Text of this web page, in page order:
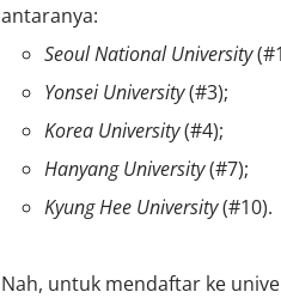
antaranya:
Seoul National University
Yonsei University(#3);
Korea University(#4);
Hanyang University(#7);
Kyung Hee University(#10).
Nah, untuk mendaftar ke